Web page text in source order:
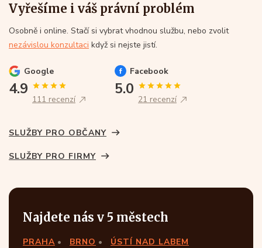
Vyřešíme i váš právní problém
Osobně i online. Stačí si vybrat vhodnou službu, nebo zvolit
nezávislou konzultaci když si nejste jistí.
Google
4.9
111 recenzí
Facebook
5.0
21 recenzí
SLUŽBY PRO OBČANY
SLUŽBY PRO FIRMY
Najdete nás v 5 městech
PRAHA BRNO
ÚSTÍ NAD LABEM